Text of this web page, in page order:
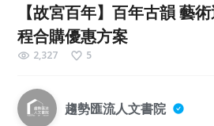
【故宮百年】百年古韻 藝
程合購優惠方案
2,327 5
趨勢匯流人文書院